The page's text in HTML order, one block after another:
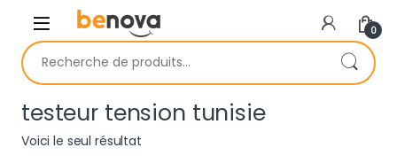
Skip to navigation
Skip to content
0
Recherche pour :
testeur tension tunisie
Voici le seul résultat